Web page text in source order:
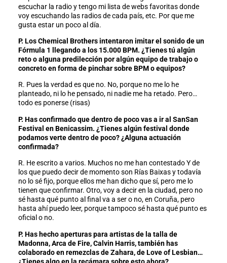
escuchar la radio y tengo mi lista de webs favoritas donde
voy escuchando las radios de cada país, etc. Por que me
gusta estar un poco al día.
P. Los Chemical Brothers intentaron imitar el sonido de un
Fórmula 1 llegando a los 15.000 BPM. ¿Tienes tú algún
reto o alguna predilección por algún equipo de trabajo o
concreto en forma de pinchar sobre BPM o equipos?
R. Pues la verdad es que no. No, porque no me lo he
planteado, ni lo he pensado, ni nadie me ha retado. Pero…
todo es ponerse (risas)
P. Has confirmado que dentro de poco vas a ir al SanSan
Festival en Benicassim. ¿Tienes algún festival donde
podamos verte dentro de poco? ¿Alguna actuación
confirmada?
R. He escrito a varios. Muchos no me han contestado Y de
los que puedo decir de momento son Rías Baixas y todavía
no lo sé fijo, porque ellos me han dicho que sí, pero me lo
tienen que confirmar. Otro, voy a decir en la ciudad, pero no
sé hasta qué punto al final va a ser o no, en Coruña, pero
hasta ahí puedo leer, porque tampoco sé hasta qué punto es
oficial o no.
P. Has hecho aperturas para artistas de la talla de
Madonna, Arca de Fire, Calvin Harris, también has
colaborado en remezclas de Zahara, de Love of Lesbian…